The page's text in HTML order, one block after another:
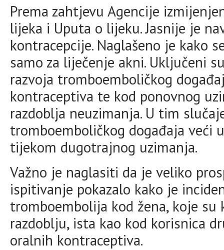
Prema zahtjevu Agencije
lijeka i Uputa o lijeku. Jasnije je
kontracepcije. Naglašeno je kako
samo za liječenje akni. Uključeni
razvoja tromboemboličkog
kontraceptiva te kod ponovnog
razdoblja neuzimanja. U tim
tromboemboličkog događaja veći
tijekom dugotrajnog uzimanja.
Važno je naglasiti da je veliko
ispitivanje pokazalo kako je
tromboembolija kod žena, koje
razdoblju, ista kao kod korisnica
oralnih kontraceptiva.